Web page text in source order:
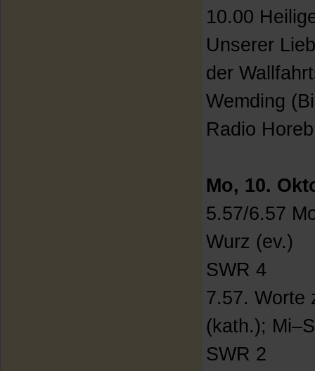
10.00
Unserer
der
Wemding
Radio Horeb
Mo, 10.
5.57/6.57
Wurz (ev.)
SWR 4
7.57. Worte
(kath.);
SWR 2